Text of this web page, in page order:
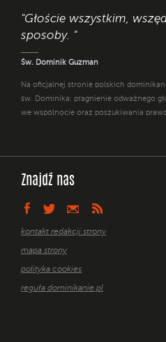
"Głoście wszystkim,
sposoby. "
Św. Dominik Guzman
Na oficjalnej stronie polskich
św. Dominika: pragnienie odważnego
we wspólnocie oraz poszukiwania
Znajdź nas
kontakt redakcji strony
mapa strony
polityka cookies
reguła dominikanie.pl